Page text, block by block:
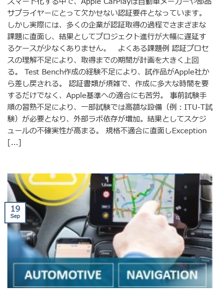
サプライヤーにとって欠かせない認証要件となっています。
しかし実際には、多くの企業が認証取得の過程でさまざまな
課題に直面し、結果としてプロジェクト進行が大幅に遅延す
るケースが少なくありません。 よくある課題例 認証プロセ
スの理解不足により、取得までの期間が計画を大きく上回
る。 Test Bench作成の経験不足により、試作品がApple社か
ら差し戻される。 認証書類が煩雑で、作成に多大な時間を要
するだけでなく、Apple基準への適合にも苦労。 事前試験手
順の習熟不足により、一部試験では高額な設備（例：ITU-T試
験）が必要となり、外部ラボ依存が増加。結果としてスケジ
ュールの不確実性が高まる。 規格不適合に直面しException
[...]
19
Sep